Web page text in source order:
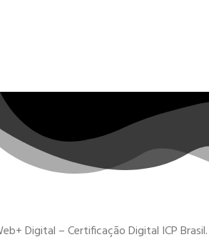
Digital – Certificação Digital ICP